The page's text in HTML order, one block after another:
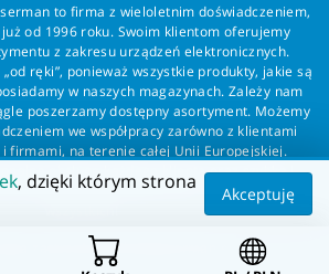
to firma z wieloletnim doświadczeniem,
już od 1996 roku. Swoim klientom oferujemy
z zakresu urządzeń elektronicznych.
ręki”, ponieważ wszystkie produkty, jakie są
w naszych magazynach. Zależy nam
poszerzamy dostępny asortyment. Możemy
we współpracy zarówno z klientami
firmami, na terenie całej Unii Europejskiej.
obsługę każdego klienta oraz szybką i
zamówień. Wasserman - wszystko dla
zastrzeżone dla Wasserman.eu
, dzięki którym strona
Akceptuję